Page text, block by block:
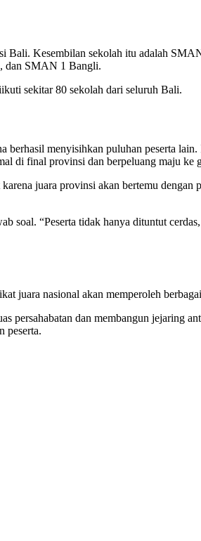
Bali. Kesembilan sekolah itu adalah
dan SMAN 1 Bangli.
sekitar 80 sekolah dari seluruh Bali.
menyisihkan puluhan peserta
di final provinsi dan berpeluang maju ke
juara provinsi akan bertemu
soal. “Peserta tidak hanya dituntut
juara nasional akan memperoleh
dan membangun jejaring
peserta.